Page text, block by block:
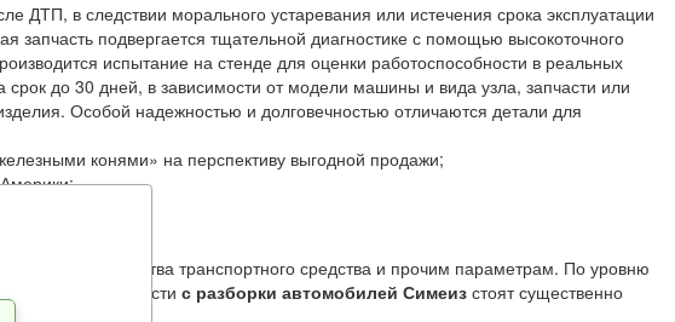
ДТП, в следствии морального устаревания или истечения срока эксплуатации
подвергается тщательной диагностике с помощью высокоточного
испытание на стенде для оценки работоспособности в реальных
до 30 дней, в зависимости от модели машины и вида узла, запчасти или
Особой надежностью и долговечностью отличаются детали для
конями» на перспективу выгодной продажи;
производства транспортного средства и прочим параметрам. По уровню
При этом запчасти с разборки автомобилей Симеиз стоят существенно